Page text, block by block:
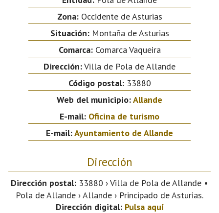
Zona:Occidente de Asturias
Situación:Montaña de Asturias
Comarca:Comarca Vaqueira
Dirección:Villa de Pola de Allande
Código postal:33880
Web del municipio:Allande
E-mail: Oficina de turismo
E-mail:Ayuntamiento de Allande
Dirección
Dirección postal: 33880 › Villa de Pola de Allande •
Pola de Allande › Allande › Principado de Asturias.
Dirección digital: Pulsa aquí